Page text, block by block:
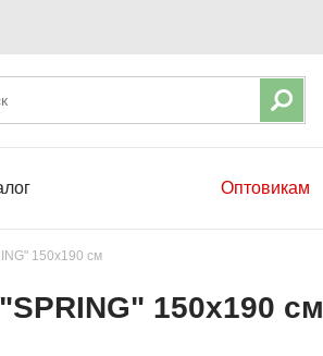
Оптовикам
150х190 см
150х190 см